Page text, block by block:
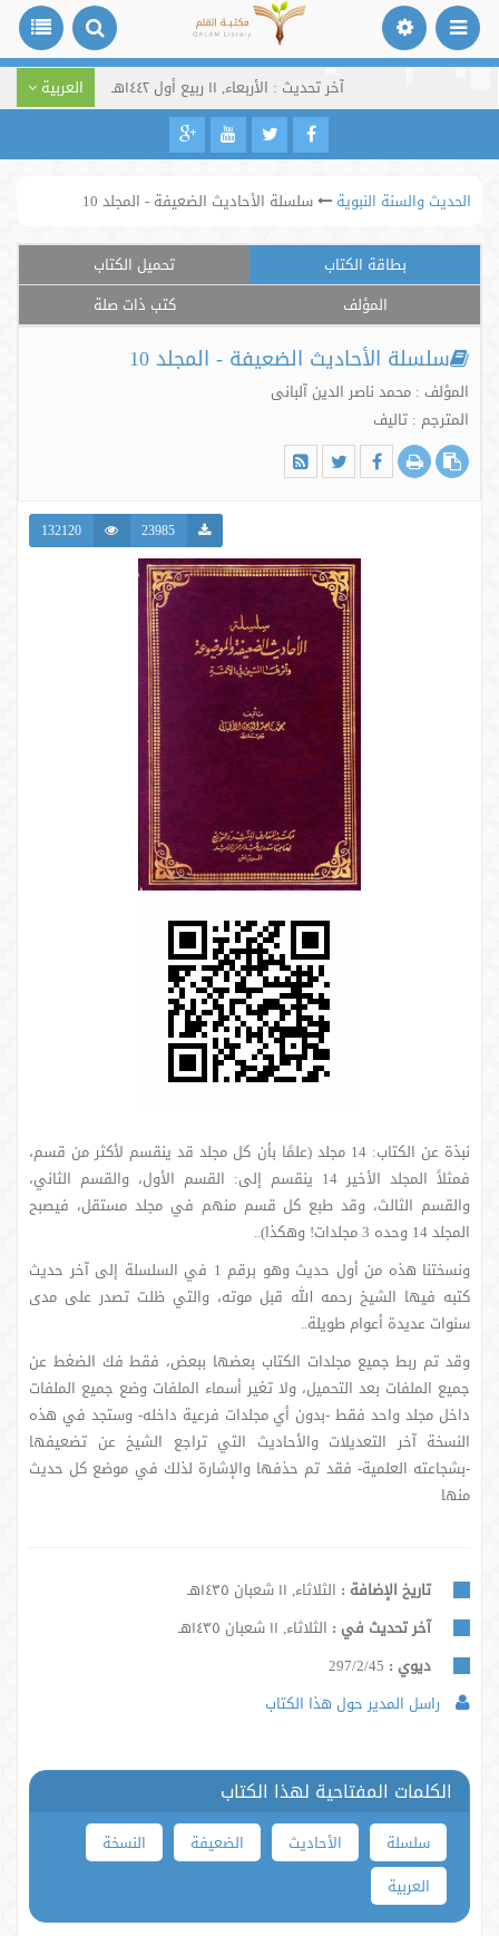
آخر تحديث : الأربعاء, ١١ ربيع أول ١٤٤٢هـ العربية
الحديث والسنة النبوية سلسلة الأحاديث الضعيفة - المجلد 10
بطاقة الكتاب
تحميل الكتاب
المؤلف
كتب ذات صلة
سلسلة الأحاديث الضعيفة - المجلد 10
المؤلف : محمد ناصر الدین آلبانی
المترجم : تالیف
23985
132120
نبذة عن الكتاب: 14 مجلد (علمًا بأن كل مجلد قد ينقسم لأكثر من قسم،
فمثلاً المجلد الأخير 14 ينقسم إلى: القسم الأول، والقسم الثاني،
والقسم الثالث، وقد طبع كل قسم منهم في مجلد مستقل، فيصبح
المجلد 14 وحده 3 مجلدات! وهكذا)..
ونسختنا هذه من أول حديث وهو برقم 1 في السلسلة إلى آخر حديث
كتبه فيها الشيخ رحمه الله قبل موته، والتي ظلت تصدر على مدى
سنوات عديدة أعوام طويلة..
وقد تم ربط جميع مجلدات الكتاب بعضها ببعض، فقط فك الضغط عن
جميع الملفات بعد التحميل، ولا تغير أسماء الملفات وضع جميع الملفات
داخل مجلد واحد فقط -بدون أي مجلدات فرعية داخله- وستجد في هذه
النسخة آخر التعديلات والأحاديث التي تراجع الشيخ عن تضعيفها
-بشجاعته العلمية- فقد تم حذفها والإشارة لذلك في موضع كل حديث
منها
تاريخ الإضافة : الثلاثاء, ١١ شعبان ١٤٣٥هـ
آخر تحديث في : الثلاثاء, ١١ شعبان ١٤٣٥هـ
ديوي : 297/2/45
راسل المدير حول هذا الكتاب
الكلمات المفتاحية لهذا الكتاب
سلسلة الأحاديث الضعيفة
النسخة
العربية